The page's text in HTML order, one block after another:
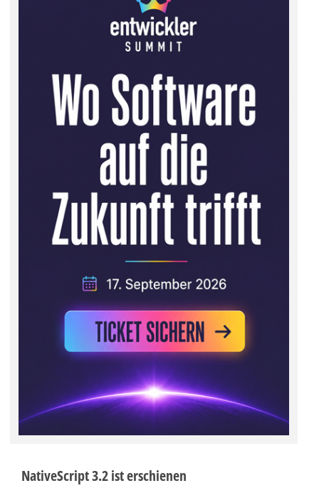
NativeScript 3.2 ist erschienen